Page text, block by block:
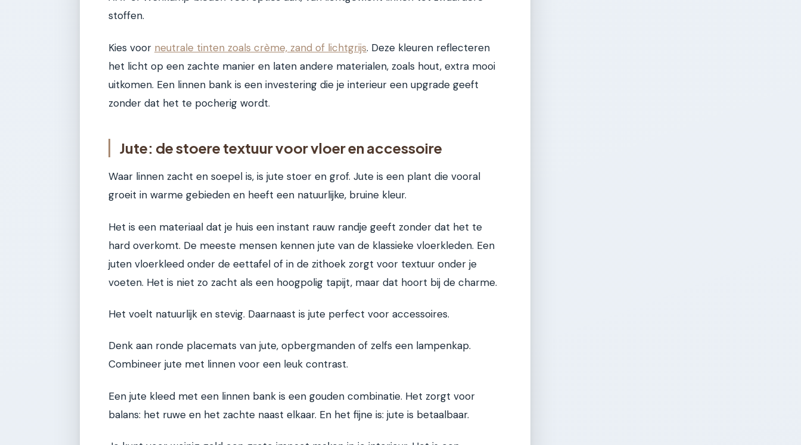
stoffen.
Kies voor neutrale tinten zoals crème, zand of lichtgrijs. Deze kleuren reflecteren
het licht op een zachte manier en laten andere materialen, zoals hout, extra mooi
uitkomen. Een linnen bank is een investering die je interieur een upgrade geeft
zonder dat het te pocherig wordt.
Jute: de stoere textuur voor vloer en accessoire
Waar linnen zacht en soepel is, is jute stoer en grof. Jute is een plant die vooral
groeit in warme gebieden en heeft een natuurlijke, bruine kleur.
Het is een materiaal dat je huis een instant rauw randje geeft zonder dat het te
hard overkomt. De meeste mensen kennen jute van de klassieke vloerkleden. Een
juten vloerkleed onder de eettafel of in de zithoek zorgt voor textuur onder je
voeten. Het is niet zo zacht als een hoogpolig tapijt, maar dat hoort bij de charme.
Het voelt natuurlijk en stevig. Daarnaast is jute perfect voor accessoires.
Denk aan ronde placemats van jute, opbergmanden of zelfs een lampenkap.
Combineer jute met linnen voor een leuk contrast.
Een jute kleed met een linnen bank is een gouden combinatie. Het zorgt voor
balans: het ruwe en het zachte naast elkaar. En het fijne is: jute is betaalbaar.